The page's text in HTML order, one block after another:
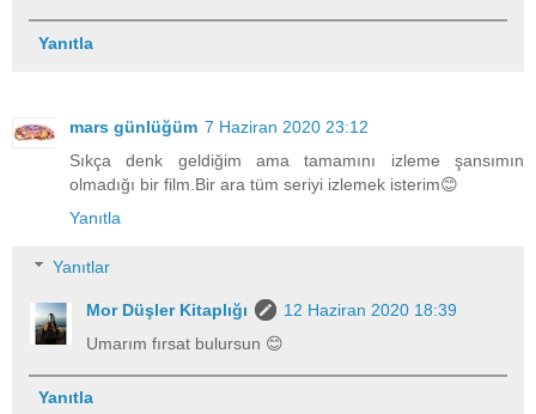
Yanıtla
mars günlüğüm 7 Haziran 2020 23:12
Sıkça denk geldiğim ama tamamını izleme şansımın
olmadığı bir film.Bir ara tüm seriyi izlemek isterim😊
Yanıtla
Yanıtlar
Mor Düşler Kitaplığı
12 Haziran 2020 18:39
Umarım fırsat bulursun 😊
Yanıtla